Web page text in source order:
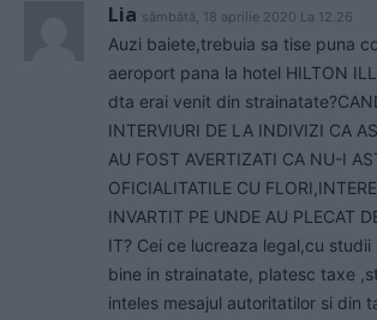
Lia sâmbătă, 18 aprilie 2020 La 12.26
Auzi baiete,trebuia sa tise puna
aeroport pana la hotel HILTON
dta erai venit din
INTERVIURI DE LA INDIVIZI CA
AU FOST AVERTIZATI CA NU-I
OFICIALITATILE CU
INVARTIT PE UNDE AU PLECAT
IT? Cei ce lucreaza legal,cu studii
bine in strainatate, platesc taxe
inteles mesajul autoritatilor si din